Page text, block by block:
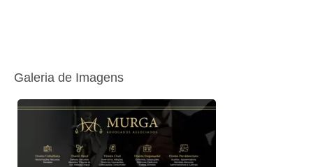
Galeria de Imagens